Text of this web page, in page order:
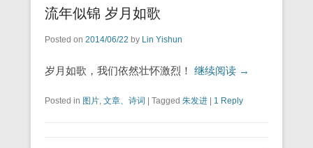
流年似锦 岁月如歌
Posted on 2014/06/22 by Lin Yishun
岁月如歌，我们依然壮怀激烈！ 继续阅读 →
Posted in 图片 文章、诗词 | Tagged 朱发进 | 1 Reply